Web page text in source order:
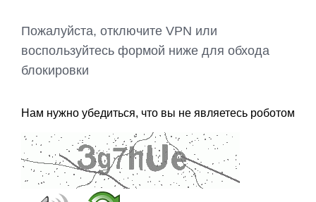
Пожалуйста, отключите VPN или
воспользуйтесь формой ниже для обхода
блокировки
Нам нужно убедиться, что вы не являетесь роботом